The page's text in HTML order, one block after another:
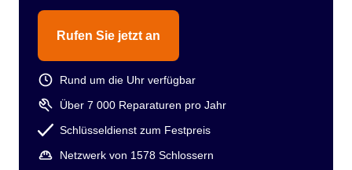
Rufen Sie jetzt an
Rund um die Uhr verfügbar
Über 7 000 Reparaturen pro Jahr
Schlüsseldienst zum Festpreis
Netzwerk von 1578 Schlossern